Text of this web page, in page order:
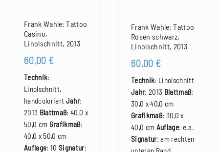
Frank Wahle: Tattoo
Casino,
Linolschnitt, 2013
60,00 €
Technik:
Linolschnitt,
handcoloriert Jahr:
2013 Blattmaß: 40,0 x
50,0 cm Grafikmaß:
40,0 x 50,0 cm
Auflage: 10 Signatur:
Frank Wahle: Tattoo
Rosen schwarz,
Linolschnitt, 2013
60,00 €
Technik: Linolschnitt
Jahr: 2013 Blattmaß:
30,0 x 40,0 cm
Grafikmaß: 30,0 x
40,0 cm Auflage: e.a.
Signatur: am rechten